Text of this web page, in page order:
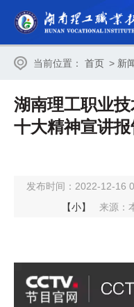
当前位置： 首页 > 新
湖南理工职业
十大精神宣讲
发布时间：2022-12-16
【小】
来源：